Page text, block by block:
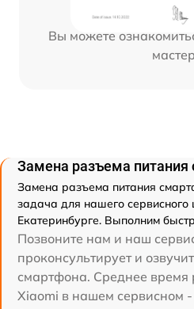
Вы можете
Замена разъема питания
Замена разъема питания
задача для нашего сервисного
Екатеринбурге. Выполним
Позвоните нам и наш
проконсультирует и
смартфона. Среднее время
Xiaomi в нашем сервисном -